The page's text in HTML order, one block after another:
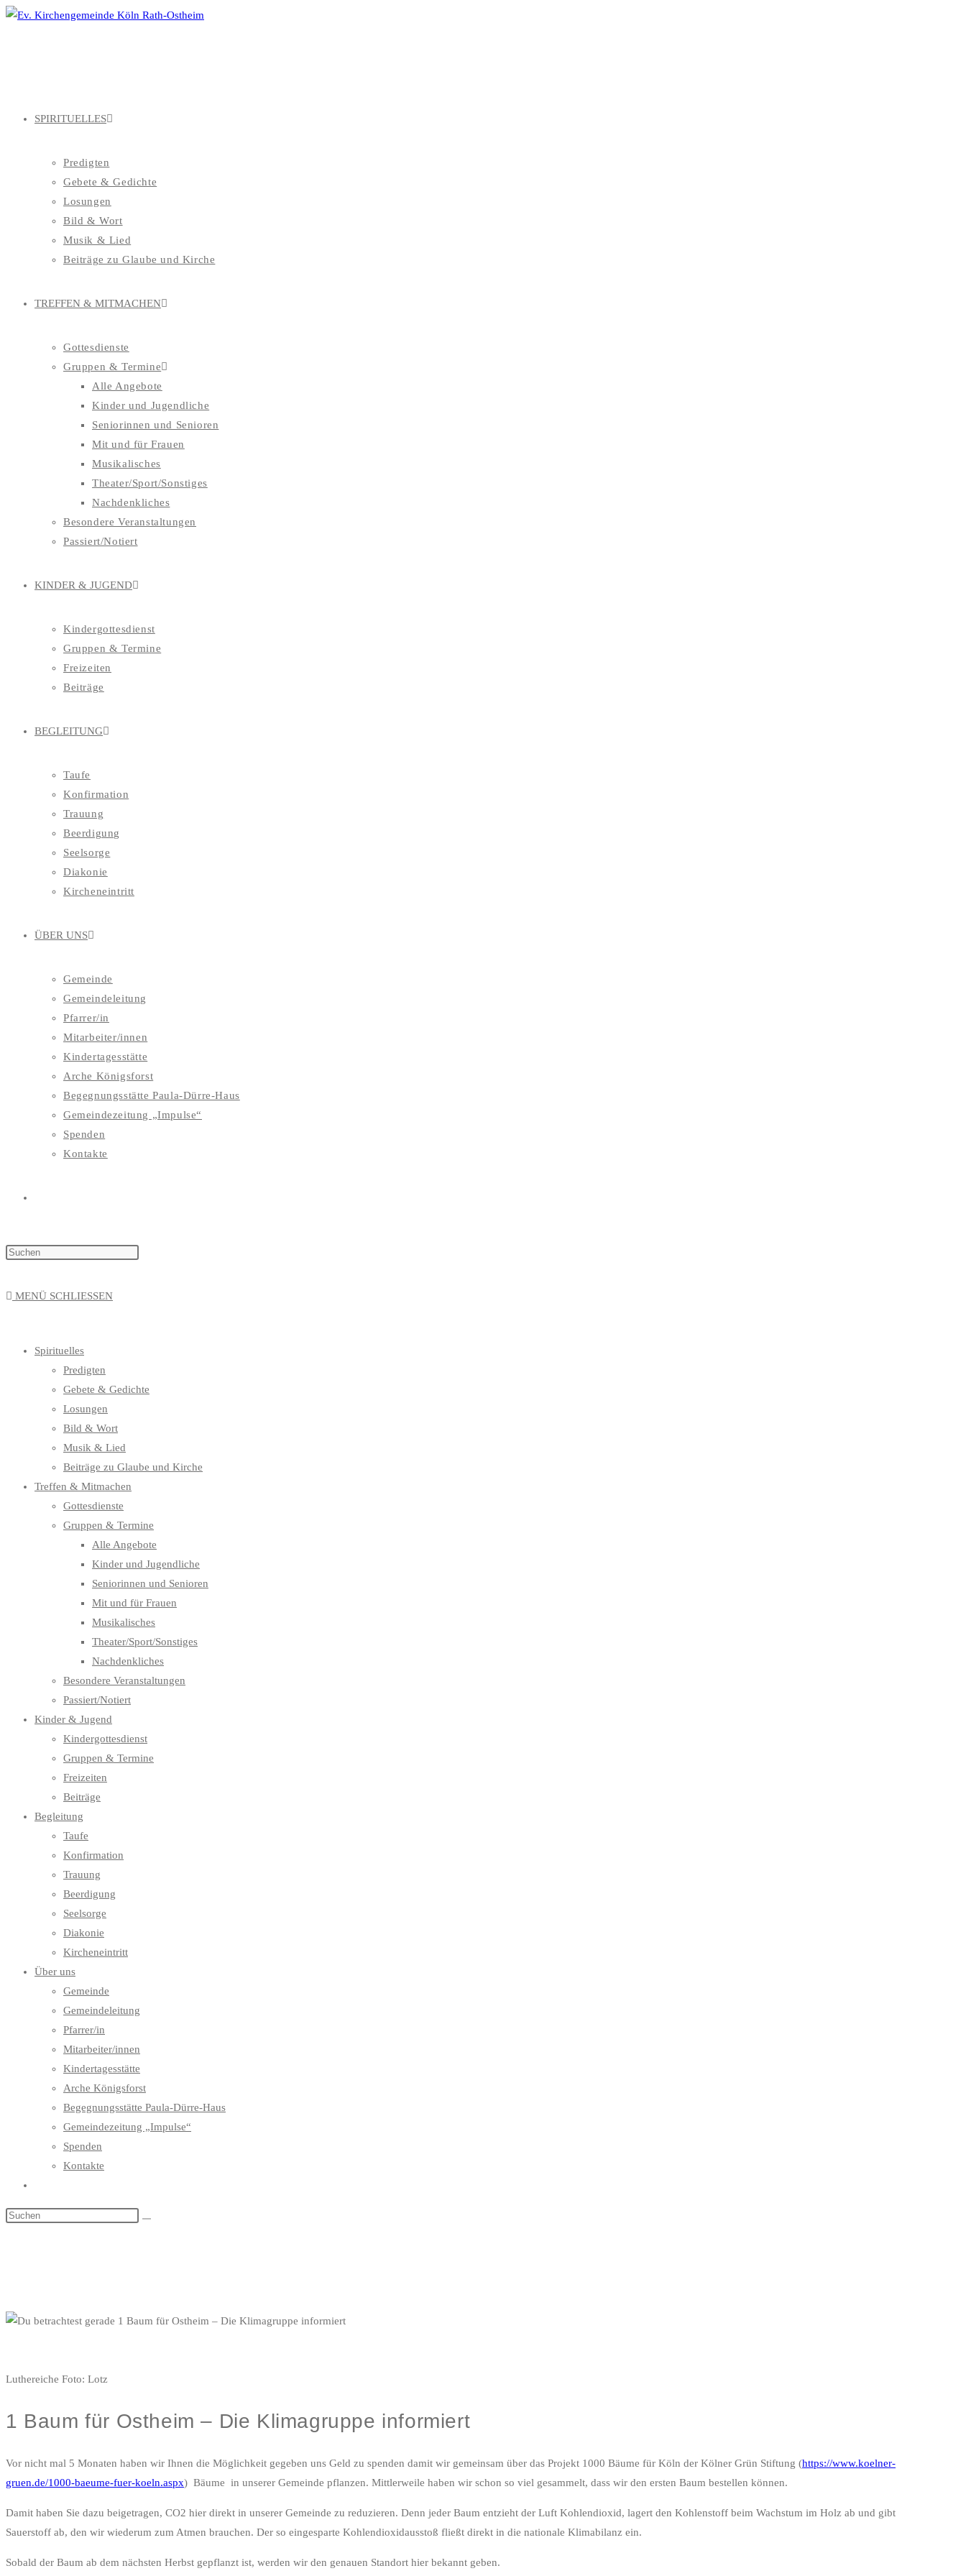
Zum
SPIRITUELLES
Predigten
Gebete & Gedichte
Losungen
Bild & Wort
Musik & Lied
Beiträge zu Glaube und Kirche
TREFFEN & MITMACHEN
Gottesdienste
Gruppen & Termine
Alle Angebote
Kinder und Jugendliche
Seniorinnen und Senioren
Mit und für Frauen
Musikalisches
Theater/Sport/Sonstiges
Nachdenkliches
Besondere Veranstaltungen
Passiert/Notiert
KINDER & JUGEND
Kindergottesdienst
Gruppen & Termine
Freizeiten
Beiträge
BEGLEITUNG
Taufe
Konfirmation
Trauung
Beerdigung
Seelsorge
Diakonie
Kircheneintritt
ÜBER UNS
Gemeinde
Gemeindeleitung
Pfarrer/in
Mitarbeiter/innen
Kindertagesstätte
Arche Königsforst
Begegnungsstätte Paula-Dürre-Haus
Gemeindezeitung „Impulse“
Spenden
Kontakte
MENÜ SCHLIESSEN
Spirituelles
Predigten
Gebete & Gedichte
Losungen
Bild & Wort
Musik & Lied
Beiträge zu Glaube und Kirche
Treffen & Mitmachen
Gottesdienste
Gruppen & Termine
Alle Angebote
Kinder und Jugendliche
Seniorinnen und Senioren
Mit und für Frauen
Musikalisches
Theater/Sport/Sonstiges
Nachdenkliches
Besondere Veranstaltungen
Passiert/Notiert
Kinder & Jugend
Kindergottesdienst
Gruppen & Termine
Freizeiten
Beiträge
Begleitung
Taufe
Konfirmation
Trauung
Beerdigung
Seelsorge
Diakonie
Kircheneintritt
Über uns
Gemeinde
Gemeindeleitung
Pfarrer/in
Mitarbeiter/innen
Kindertagesstätte
Arche Königsforst
Begegnungsstätte Paula-Dürre-Haus
Gemeindezeitung „Impulse“
Spenden
Kontakte
umschalten
Luthereiche Foto: Lotz
1 Baum für Ostheim – Die Klimagruppe informiert
Vor nicht mal 5 Monaten haben wir Ihnen die Möglichkeit gegeben uns Geld zu spenden damit wir gemeinsam über das Projekt 1000 Bäume für Köln der Kölner Grün Stiftung (https://www.koelner-
gruen.de/1000-baeume-fuer-koeln.aspx) Bäume in unserer Gemeinde pflanzen. Mittlerweile haben wir schon so viel gesammelt, dass wir den ersten Baum bestellen können.
Damit haben Sie dazu beigetragen, CO2 hier direkt in unserer Gemeinde zu reduzieren. Denn jeder Baum entzieht der Luft Kohlendioxid, lagert den Kohlenstoff beim Wachstum im Holz ab und gibt
Sauerstoff ab, den wir wiederum zum Atmen brauchen. Der so eingesparte Kohlendioxidausstoß fließt direkt in die nationale Klimabilanz ein.
Sobald der Baum ab dem nächsten Herbst gepflanzt ist, werden wir den genauen Standort hier bekannt geben.